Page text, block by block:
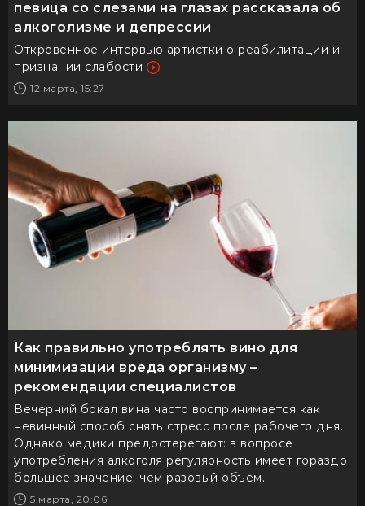
певица со слезами на глазах рассказала об
алкоголизме и депрессии
Откровенное интервью артистки о реабилитации и
признании слабости
12 марта, 15:27
Как правильно употреблять вино для
минимизации вреда организму –
рекомендации специалистов
Вечерний бокал вина часто воспринимается как
невинный способ снять стресс после рабочего дня.
Однако медики предостерегают: в вопросе
употребления алкоголя регулярность имеет гораздо
большее значение, чем разовый объем.
5 марта, 20:06